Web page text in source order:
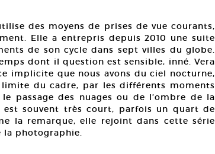
des moyens de prises de vue courants,
Elle a entrepris depuis 2010 une suite
de son cycle dans sept villes du globe.
dont il question est sensible, inné. Vera
implicite que nous avons du ciel nocturne,
du cadre, par les différents moments
passage des nuages ou de l’ombre de la
souvent très court, parfois un quart de
la remarque, elle rejoint dans cette série
la photographie.